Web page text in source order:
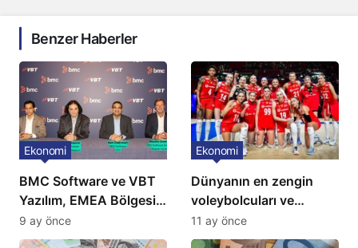
Benzer Haberler
BMC Software ve VBT
Yazılım, EMEA Bölgesi
için Türkiye’de
‘Mükemmeliyet Merkezi’
Ekonomi
9 ay önce
Dünyanın en zengin
voleybolcuları ve
servetleri açıklandı:
Listede 2 Türk yıldız
Ekonomi
11 ay önce